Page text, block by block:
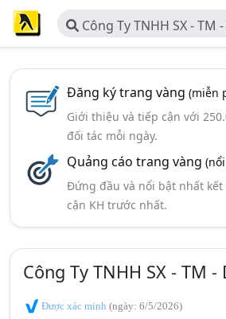
Công Ty TNHH SX - TM
Đăng ký trang vàng (miễn
Giới thiệu và tiếp cận với
đối tác mỗi ngày.
Quảng cáo trang vàng
Đứng đầu và nổi bật nhất
cận KH trước nhất.
Công Ty TNHH SX - TM -
Được xác minh (ngày: 6/5/2026)